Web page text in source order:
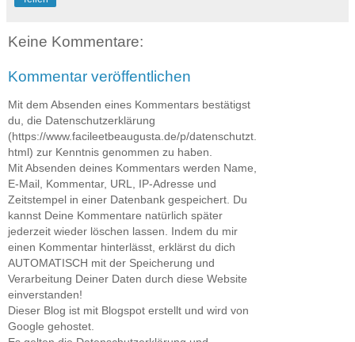
Keine Kommentare:
Kommentar veröffentlichen
Mit dem Absenden eines Kommentars bestätigst
du, die Datenschutzerklärung
(https://www.facileetbeaugusta.de/p/datenschutzt.
html) zur Kenntnis genommen zu haben.
Mit Absenden deines Kommentars werden Name,
E-Mail, Kommentar, URL, IP-Adresse und
Zeitstempel in einer Datenbank gespeichert. Du
kannst Deine Kommentare natürlich später
jederzeit wieder löschen lassen. Indem du mir
einen Kommentar hinterlässt, erklärst du dich
AUTOMATISCH mit der Speicherung und
Verarbeitung Deiner Daten durch diese Website
einverstanden!
Dieser Blog ist mit Blogspot erstellt und wird von
Google gehostet.